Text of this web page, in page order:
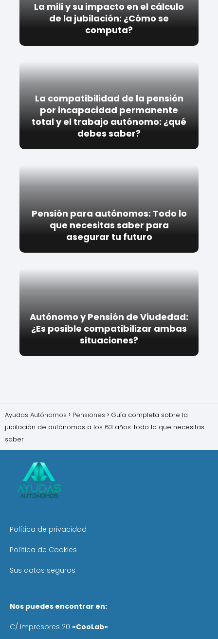
La mili y su impacto en el cálculo
de la jubilación: ¿Cómo se
computa?
La compatibilidad de la pensión
por incapacidad permanente
total y el trabajo autónomo: ¿qué
debes saber?
Pensión para autónomos: Todo lo
que necesitas saber para
asegurar tu futuro
Autónomo y Pensión de Viudedad:
¿Es posible compatibilizar ambas
situaciones?
Ayudas Autónomos Pensiones
Guía completa sobre la
jubilación de autónomos a los 63 años: todo lo que necesitas
saber
Política de privacidad
Política de Cookies
Sus datos seguros
Nos puedes encontrar en:
C/ Impresores 20 «CooLab»